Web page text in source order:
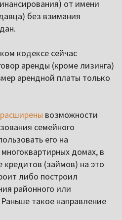
от имени
без взимания
кодексе сейчас
аренды (кроме лизинга)
арендной платы только
расширены возможности
семейного
его на
домах, в
кредитов (займов) на это
либо построил
районного или
такое направление